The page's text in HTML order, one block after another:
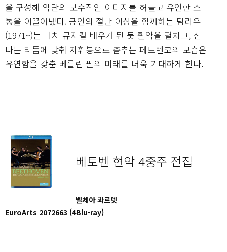
을 구성해 악단의 보수적인 이미지를 허물고 유연한 소
통을 이끌어냈다. 공연의 절반 이상을 함께하는 담라우
(1971~)는 마치 뮤지컬 배우가 된 듯 활약을 펼치고, 신
나는 리듬에 맞춰 지휘봉으로 춤추는 페트렌코의 모습은
유연함을 갖춘 베를린 필의 미래를 더욱 기대하게 한다.
베토벤 현악 4중주 전집
벨체아 콰르텟
EuroArts 2072663 (4Blu-ray)